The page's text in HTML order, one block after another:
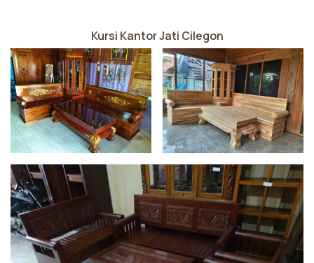
Kursi Kantor Jati Cilegon